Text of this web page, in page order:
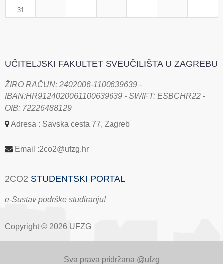
31
UČITELJSKI FAKULTET SVEUČILIŠTA U ZAGREBU
ŽIRO RAČUN: 2402006-1100639639 -
IBAN:HR9124020061100639639 - SWIFT: ESBCHR22 -
OIB: 72226488129
Adresa : Savska cesta 77, Zagreb
Email :2co2@ufzg.hr
2CO2 STUDENTSKI PORTAL
e-Sustav podrške studiranju!
Copyright © 2026 UFZG
Sva prava pridržana @ufzg